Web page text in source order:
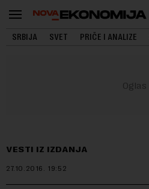
SRBIJA SVET PRIČE I ANALIZE
VESTI IZ IZDANJA
27.10.2016. 19:52